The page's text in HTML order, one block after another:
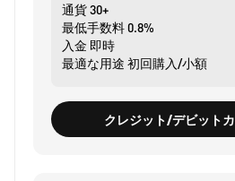
通貨30+
最低手数料0.8%
入金 即時
最適な用途 初回購入/小額
クレジット/デビット